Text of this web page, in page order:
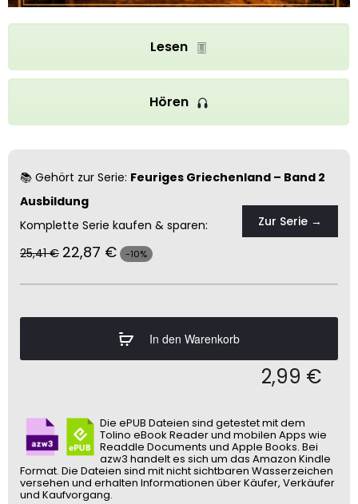
Lesen
Hören
📚 Gehört zur Serie: Feuriges Griechenland – Band 2
Ausbildung
Komplette Serie kaufen & sparen:
25,41€ 22,87 € -10%
Zur Serie →
In den Warenkorb
2,99 €
Die ePUB Dateien sind getestet mit dem
Tolino eBook Reader und mobilen Apps wie
Readdle Documents und Apple Books. Bei
azw3 handelt es sich um das Amazon Kindle
Format. Die Dateien sind mit nicht sichtbaren Wasserzeichen
versehen und erhalten Informationen über Käufer, Verkäufer
und Kaufvorgang.